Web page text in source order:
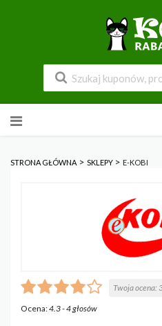
do
STRONA GŁÓWNA > SKLEPY > E-KOBI
Twoja ocena:
Ocena:4.3-4głosów